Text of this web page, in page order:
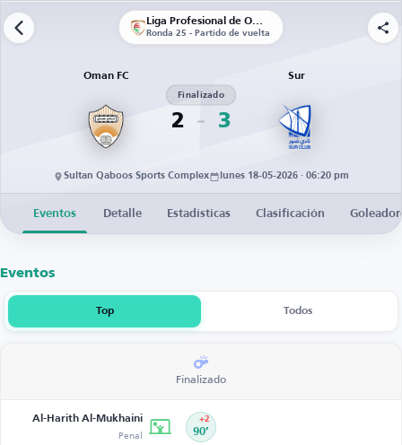
Liga Profesional de Omán
Ronda 25 - Partido de vuelta
Oman FC
2
Finalizado
3
Sur
Sultan Qaboos Sports Complex lunes 18-05-2026 · 06:20 pm
Eventos Detalle Estadísticas Clasificación
Eventos
Top Todos
Finalizado
Al-Harith Al-Mukhaini
Penal 90’
+2